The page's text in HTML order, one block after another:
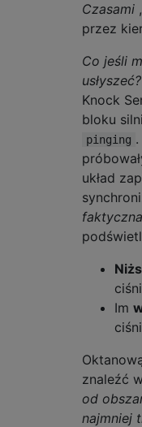
Czasami ,
przez
Co jeśli
usłyszeć?
Knock
bloku
pinging
układ
Im
znaleźć
od
najmniej